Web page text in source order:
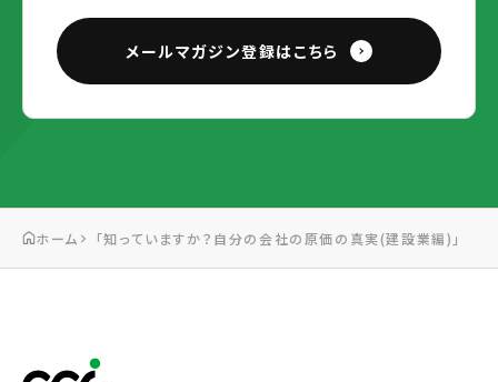
メールマガジン登録はこちら
ホーム 「知っていますか？自分の会社の原価の真実(建設業編)」